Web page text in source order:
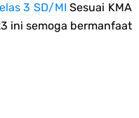
3 SD/MI Sesuai KMA
ini semoga bermanfaat